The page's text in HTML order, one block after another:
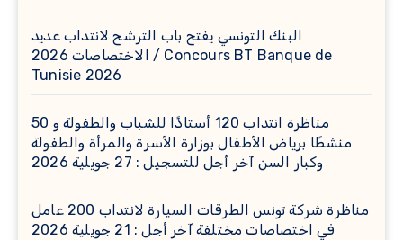
البنك التونسي يفتح باب الترشح لانتداب عديد
الاختصاصات 2026 / Concours BT Banque de
Tunisie 2026
مناظرة انتداب 120 أستاذًا للشباب والطفولة و 50
منشطًا برياض الأطفال بوزارة الأسرة والمرأة والطفولة
وكبار السن آخر أجل للتسجيل : 27 جويلية 2026
مناظرة شركة تونس الطرقات السيارة لانتداب 200 عامل
في اختصاصات مختلفة آخر أجل : 21 جويلية 2026